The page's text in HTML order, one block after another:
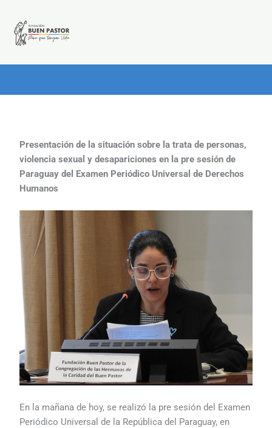
contenido
Presentación de la situación sobre la trata de personas,
violencia sexual y desapariciones en la pre sesión de
Paraguay del Examen Periódico Universal de Derechos
Humanos
En la mañana de hoy, se realizó la pre sesión del Examen
Periódico Universal de la República del Paraguay, en